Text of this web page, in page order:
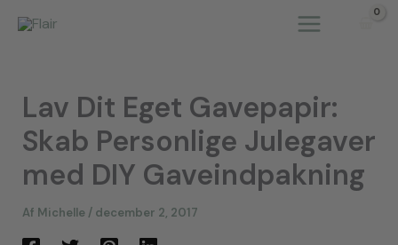
Lav Dit Eget Gavepapir:
Skab Personlige Julegaver
med DIY Gaveindpakning
Af Michelle / december 2, 2017